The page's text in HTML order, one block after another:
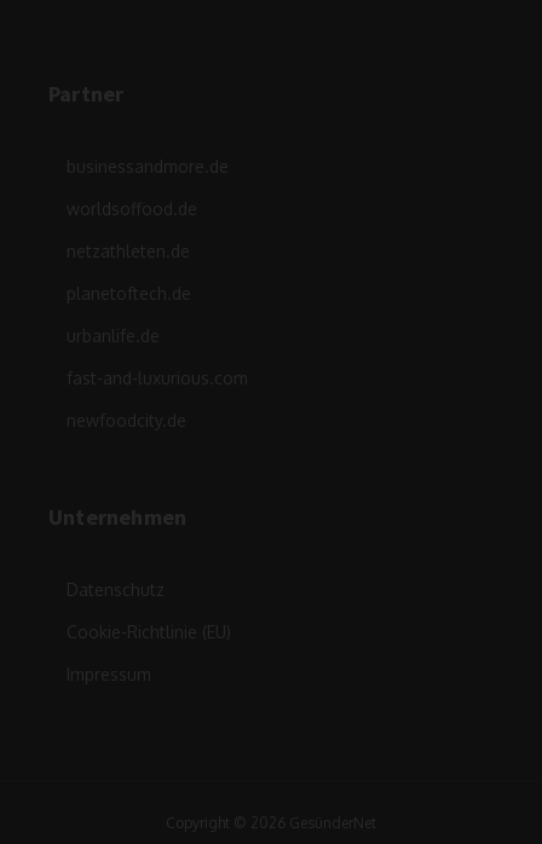
Partner
businessandmore.de
worldsoffood.de
netzathleten.de
planetoftech.de
urbanlife.de
fast-and-luxurious.com
newfoodcity.de
Unternehmen
Datenschutz
Cookie-Richtlinie (EU)
Impressum
Copyright © 2026 GesünderNet